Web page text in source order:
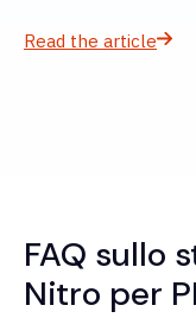
Read the article
FAQ sullo
Nitro per